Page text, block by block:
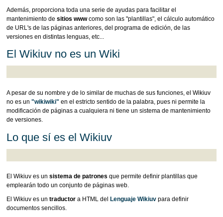
Además, proporciona toda una serie de ayudas para facilitar el
mantenimiento de sitios wwwcomo son las "plantillas", el cálculo automático
de URL's de las páginas anteriores, del programa de edición, de las
versiones en distintas lenguas, etc...
El Wikiuv no es un Wiki
A pesar de su nombre y de lo similar de muchas de sus funciones, el Wikiuv
no es un "wikiwiki" en el estricto sentido de la palabra, pues ni permite la
modificación de páginas a cualquiera ni tiene un sistema de mantenimiento
de versiones.
Lo que sí es el Wikiuv
El Wikiuv es un sistema de patrones que permite definir plantillas que
emplearán todo un conjunto de páginas web.
El Wikiuv es un traductora HTML del Lenguaje Wikiuvpara definir
documentos sencillos.